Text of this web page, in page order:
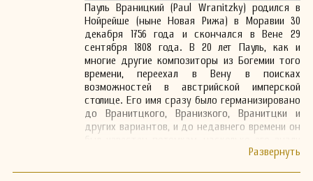
Пауль Враницкий (Paul Wranitzky) родился в
Нойрейше (ныне Новая Рижа) в Моравии 30
декабря 1756 года и скончался в Вене 29
сентября 1808 года. В 20 лет Пауль, как и
многие другие композиторы из Богемии того
времени, переехал в Вену в поисках
возможностей в австрийской имперской
столице. Его имя сразу было германизировано
до Вранитцкого, Вранизкого, Вранитцки и
других вариантов, и до недавнего времени он
вообще, именно под первой написанием.